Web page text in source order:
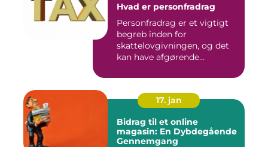
Hvad er personfradrag
Personfradrag er et vigtigt
begreb inden for
skattelovgivningen, og det
kan have afgørende
17. jan
Bidrag til et online
magasin: En Dybdegående
Gennemgang